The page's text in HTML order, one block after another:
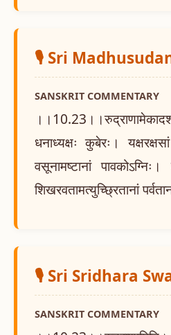
🎙️ Sri
SANSKRIT COMMENTARY
धनाध्यक्षः कुबेरः।
वसूनामष्टानां
शिखरवतामत्युच्छ्रितानां
🎙️ Sri Sridhara
SANSKRIT COMMENTARY